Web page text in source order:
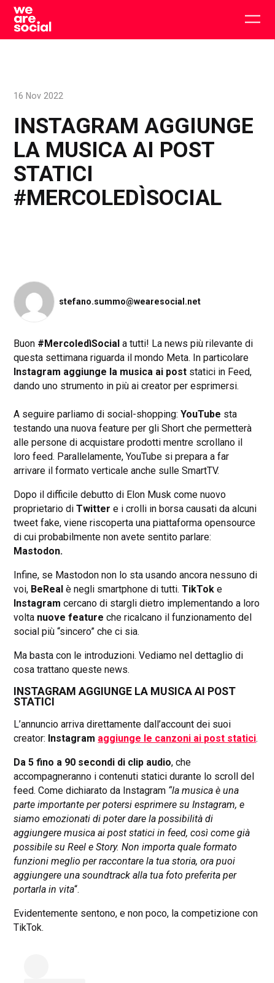
Skip
content
INSTAGRAM AGGIUNGE
LA MUSICA AI POST
STATICI
#MERCOLEDÌSOCIAL
16 Nov 2022
stefano.summo@wearesocial.net
Buon #MercoledìSocial a tutti! La news più rilevante di
questa settimana riguarda il mondo Meta. In particolare
Instagram aggiunge la musica ai post statici in Feed,
dando uno strumento in più ai creator per esprimersi.
A seguire parliamo di social-shopping:YouTube sta
testando una nuova feature per gli Short che permetterà
alle persone di acquistare prodotti mentre scrollano il
loro feed. Parallelamente, YouTube si prepara a far
arrivare il formato verticale anche sulle SmartTV.
Dopo il difficile debutto di Elon Musk come nuovo
proprietario diTwitter e i crolli in borsa causati da alcuni
tweet fake, viene riscoperta una piattaforma opensource
di cui probabilmente non avete sentito parlare:
Mastodon.
Infine, se Mastodon non lo sta usando ancora nessuno di
voi, BeReal è negli smartphone di tutti.TikTok e
Instagram cercano di stargli dietro implementando a loro
volta nuove feature che ricalcano il funzionamento del
social più “sincero” che ci sia.
Ma basta con le introduzioni. Vediamo nel dettaglio di
cosa trattano queste news.
INSTAGRAM AGGIUNGE LA MUSICA AI POST
STATICI
L’annuncio arriva direttamente dall’account dei suoi
creator: Instagram aggiunge le canzoni ai post statici.
Da 5 fino a 90 secondi di clip audio, che
accompagneranno i contenuti statici durante lo scroll del
feed. Come dichiarato da Instagram “la musica è una
parte importante per potersi esprimere su Instagram, e
siamo emozionati di poter dare la possibilità di
aggiungere musica ai post statici in feed, così come già
possibile su Reel e Story. Non importa quale formato
funzioni meglio per raccontare la tua storia, ora puoi
aggiungere una soundtrack alla tua foto preferita per
portarla in vita“.
Evidentemente sentono, e non poco, la competizione con
TikTok.